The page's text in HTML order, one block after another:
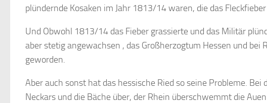
plündernde Kosaken im Jahr 1813/14 waren, die das
Und Obwohl 1813/14 das Fieber grassierte und das Militär
aber stetig angewachsen , das Großherzogtum Hessen und bei
geworden.
Aber auch sonst hat das hessische Ried so seine Probleme.
Neckars und die Bäche über, der Rhein überschwemmt die